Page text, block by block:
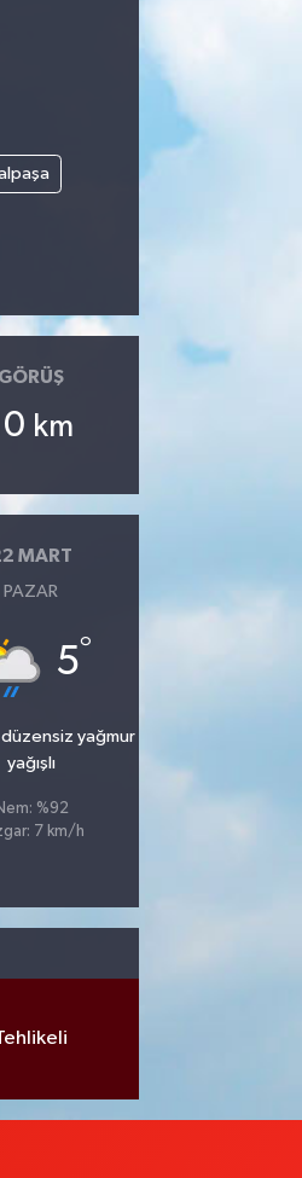
GÖRÜŞ
km
MART
PAZAR
5°
yağmur
yağışlı
%92
7 km/h